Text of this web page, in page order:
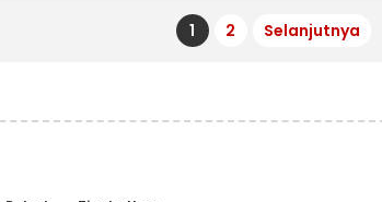
1 2 Selanjutnya